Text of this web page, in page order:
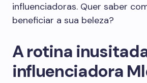
influenciadoras. Quer saber
beneficiar a sua beleza?
A rotina
influenciadora